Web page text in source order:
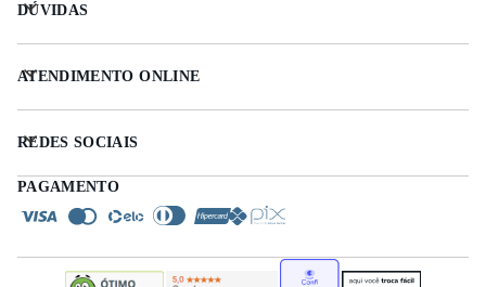
DÚVIDAS
ATENDIMENTO ONLINE
REDES SOCIAIS
PAGAMENTO